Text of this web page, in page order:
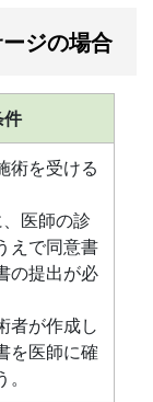
ジの場合
件
術を受ける
医師の診
えで同意書
の提出が必
者が作成し
を医師に確